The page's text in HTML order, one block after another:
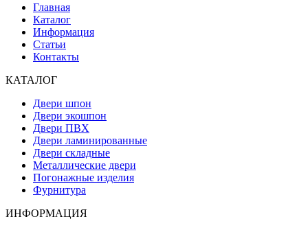
Главная
Каталог
Информация
Статьи
Контакты
КАТАЛОГ
Двери шпон
Двери экошпон
Двери ПВХ
Двери ламинированные
Двери складные
Металлические двери
Погонажные изделия
Фурнитура
ИНФОРМАЦИЯ